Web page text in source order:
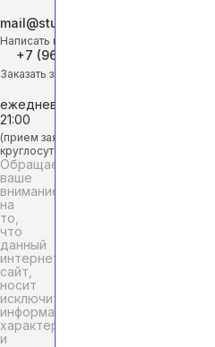
mail@studhelp-online.ru
Написать на почту
+7 (968) 453-29-88
Заказать звонок
ежедневно с 9:00 до
21:00
(прием заявок
круглосуточно)
Обращаем
ваше
внимание
на
то,
что
данный
интернет-
сайт,
носит
исключительно
информационный
характер
и